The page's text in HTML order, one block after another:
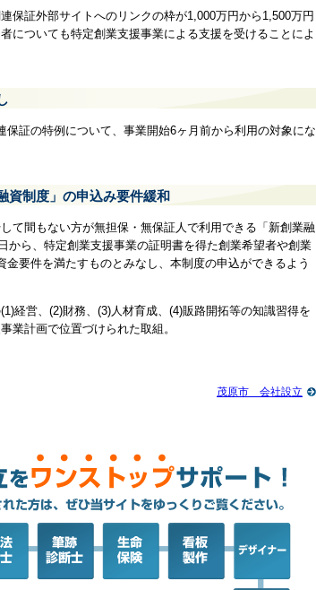
保証外部サイトへのリンクの枠が1,000万円から1,500万円
についても特定創業支援事業による支援を受けることによ
保証の特例について、事業開始6ヶ月前から利用の対象にな
資制度」の申込み要件緩和
て間もない方が無担保・無保証人で利用できる「新創業融
から、特定創業支援事業の証明書を得た創業希望者や創業
要件を満たすものとみなし、本制度の申込ができるよう
経営、(2)財務、(3)人材育成、(4)販路開拓等の知識習得を
業計画で位置づけられた取組。
茂原市 会社設立